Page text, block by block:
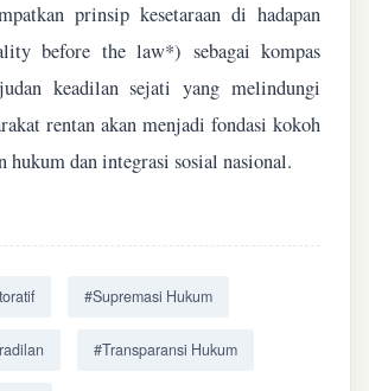
prinsip kesetaraan di hadapan
before the law*) sebagai kompas
keadilan sejati yang melindungi
rentan akan menjadi fondasi kokoh
hukum dan integrasi sosial nasional.
#Supremasi Hukum
#Transparansi Hukum